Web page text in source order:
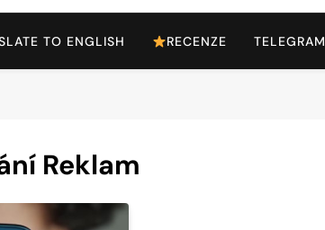
TO ENGLISH RECENZE TELEGRAM
Reklam